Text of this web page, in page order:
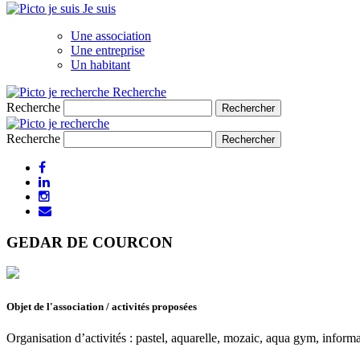
Je suis
Une association
Une entreprise
Un habitant
Recherche
Recherche
Recherche
GEDAR DE COURCON
Objet de l'association / activités proposées
Organisation d’activités : pastel, aquarelle, mozaic, aqua gym,